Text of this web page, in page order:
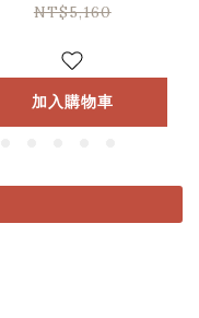
NT$5,160
加入購物車